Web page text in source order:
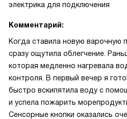
электрика для подключения
Комментарий:
Когда ставила новую варочную
сразу ощутила облегчение.
которая медленно нагревала
контроля. В первый вечер я
быстро вскипятила воду с
и успела пожарить
Сенсорные кнопки оказались